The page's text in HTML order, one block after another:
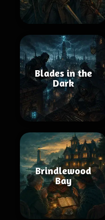
Blades in the
Dark
Brindlewood
Bay